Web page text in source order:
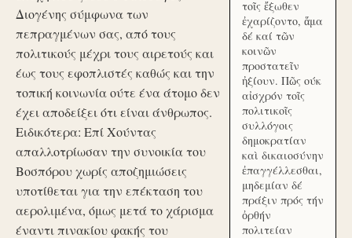
Διογένης σύμφωνα των
πεπραγμένων σας, από τους
πολιτικούς μέχρι τους αιρετούς και
έως τους εφοπλιστές καθώς και την
τοπική κοινωνία ούτε ένα άτομο δεν
έχει αποδείξει ότι είναι άνθρωπος.
Ειδικότερα: Επί Χούντας
απαλλοτρίωσαν την συνοικία του
Βοσπόρου χωρίς αποζημιώσεις
υποτίθεται για την επέκταση του
αερολιμένα, όμως μετά το χάρισμα
έναντι πινακίου φακής του
τοῖς ἔξωθεν
ἐχαρίζοντο, ἅμα
δέ καί τῶν
κοινῶν
προστατεῖν
ἠξίουν. Πῶς ούκ
αἰσχρόν τοῖς
πολιτικοῖς
συλλόγοις
δημοκρατίαν
καὶ δικαιοσύνην
ἐπαγγέλλεσθαι,
μηδεμίαν δέ
πράξιν πρός τήν
ὀρθήν
πολιτείαν